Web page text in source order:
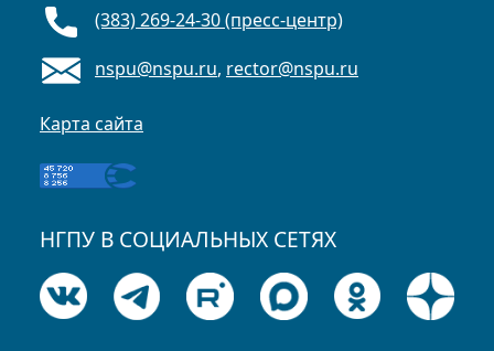
(383) 269-24-30 (пресс-центр)
nspu@nspu.ru, rector@nspu.ru
Карта сайта
НГПУ В СОЦИАЛЬНЫХ СЕТЯХ